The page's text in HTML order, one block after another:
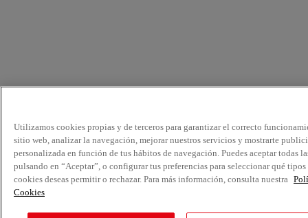
Utilizamos cookies propias y de terceros para garantizar el correcto
sitio web, analizar la navegación, mejorar nuestros servicios y mostrarte
personalizada en función de tus hábitos de navegación. Puedes aceptar todas
pulsando en “Aceptar”, o configurar tus preferencias para seleccionar qué tipos
cookies deseas permitir o rechazar. Para más información, consulta nuestra
Cookies